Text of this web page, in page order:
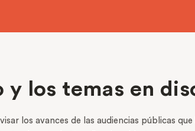
los temas en
los avances de las audiencias públicas